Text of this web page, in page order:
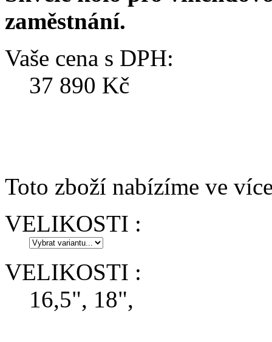
zaměstnání.
Vaše cena s DPH:
37 890 Kč
Toto zboží nabízíme ve
VELIKOSTI :
VELIKOSTI :
16,5", 18",